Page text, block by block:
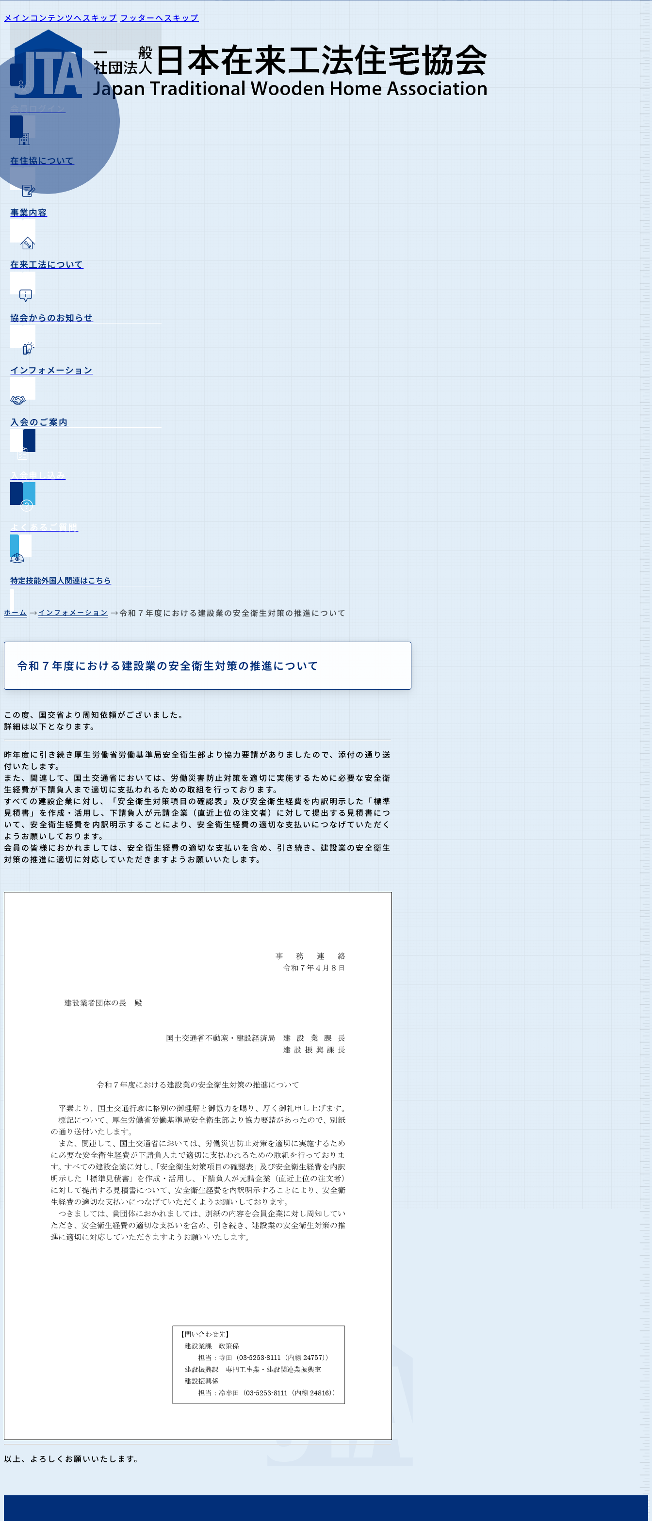
メインコンテンツへスキップ フッターへスキップ
在住協について
事業内容
在来工法について
協会からのお知らせ
インフォメーション
入会のご案内
入会申し込み
よくあるご質問
特定技能外国人関連はこちら
ホーム インフォメーション 令和７年度における建設業の安全衛生対策の推進について
令和７年度における建設業の安全衛生対策の推進について
この度、国交省より周知依頼がございました。
詳細は以下となります。
昨年度に引き続き厚生労働省労働基準局安全衛生部 より協力要請がありましたので、添付の通り送
付いたします。
また、関連して、国土交通省においては、労働災害防止対策を適切に実施するために必要な安全衛
生経費が下請負人まで適切に支払われるための取組を行っております。
すべての建設企業に対し、「安全衛生対策項目の確認表」及び安全衛生経費を内訳明示した「標準
見積書」を作成・活用し、下請負人 が元請企業（直近上位の注文者）に対して提出する見積書につ
いて、安全衛生経費を内訳明示することにより、安全衛生経費の適切な支払いにつなげていただく
ようお願いしております。
会員の皆様におかれましては、安全衛生経費の適切な支払いを含め、引き続き、建設業の安全衛生
対策の推進に適切に対応していただきますようお願いいたします。
以上、よろしくお願いいたします。